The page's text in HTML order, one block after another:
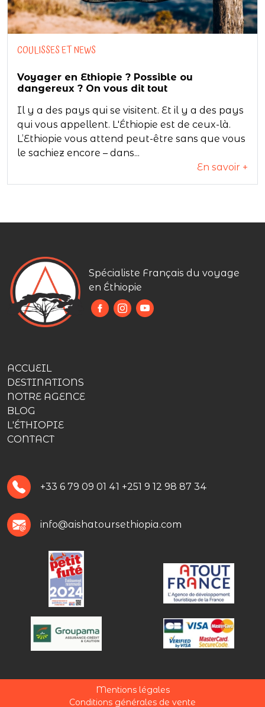
COULISSES ET NEWS
Voyager en Ethiopie ? Possible ou
dangereux ? On vous dit tout
Il y a des pays qui se visitent. Et il y a des pays
qui vous appellent. L'Éthiopie est de ceux-là.
L’Ethiopie vous attend peut-être sans que vous
le sachiez encore – dans...
En savoir +
Spécialiste Français du voyage
en Éthiopie
ACCUEIL
DESTINATIONS
NOTRE AGENCE
BLOG
L'ÉTHIOPIE
CONTACT
+33 6 79 09 01 41 +251 9 12 98 87 34
info@aishatoursethiopia.com
Mentions légales
Conditions générales de vente